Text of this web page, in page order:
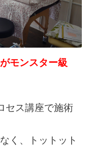
モンスター級
セス講座で施術
く、トットット